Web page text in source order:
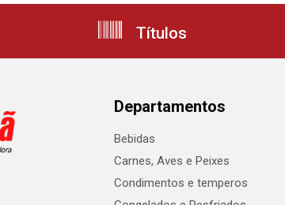
Títulos
Departamentos
Bebidas
Carnes, Aves e Peixes
Condimentos e temperos